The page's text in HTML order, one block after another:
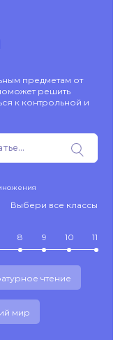
предметам от
решить
к контрольной и
Выбери все классы
8 9 10 11
чтение
мир